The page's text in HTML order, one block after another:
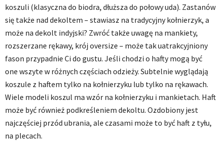
koszuli (klasyczna do biodra, dłuższa do połowy uda). Zastanów
się także nad dekoltem – stawiasz na tradycyjny kołnierzyk, a
może na dekolt indyjski? Zwróć także uwagę na mankiety,
rozszerzane rękawy, krój oversize – może tak uatrakcyjniony
fason przypadnie Ci do gustu. Jeśli chodzi o hafty mogą być
one wszyte w różnych częściach odzieży. Subtelnie wyglądają
koszule z haftem tylko na kołnierzyku lub tylko na rękawach.
Wiele modeli koszul ma wzór na kołnierzyku i mankietach. Haft
może być również podkreśleniem dekoltu. Ozdobiony jest
najczęściej przód ubrania, ale czasami może to być haft z tyłu,
na plecach.